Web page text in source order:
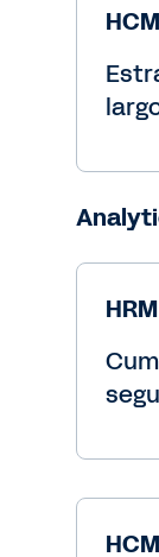
HCM
HRM
HCM